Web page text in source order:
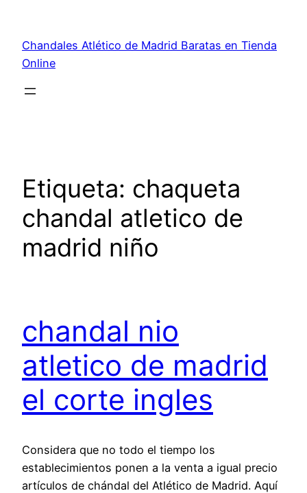
contenido
Chandales Atlético de Madrid Baratas en Tienda
Online
Etiqueta: chaqueta
chandal atletico de
madrid niño
chandal nio
atletico de madrid
el corte ingles
Considera que no todo el tiempo los
establecimientos ponen a la venta a igual precio
artículos de chándal del Atlético de Madrid. Aquí